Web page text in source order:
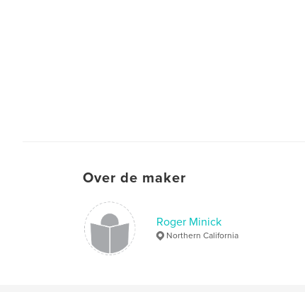
Over de maker
Roger Minick
Northern California